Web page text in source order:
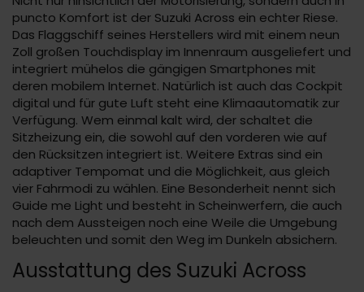
puncto Komfort ist der Suzuki Across ein echter Riese.
Das Flaggschiff seines Herstellers wird mit einem neun
Zoll großen Touchdisplay im Innenraum ausgeliefert und
integriert mühelos die gängigen Smartphones mit
deren mobilem Internet. Natürlich ist auch das Cockpit
digital und für gute Luft steht eine Klimaautomatik zur
Verfügung. Wem einmal kalt wird, der schaltet die
Sitzheizung ein, die sowohl auf den vorderen wie auf
den Rücksitzen integriert ist. Weitere Extras sind ein
adaptiver Tempomat und die Möglichkeit, aus gleich
vier Fahrmodi zu wählen. Eine Besonderheit nennt sich
Guide me Light und besteht in Scheinwerfern, die auch
nach dem Aussteigen noch eine Weile die Umgebung
beleuchten und somit den Weg im Dunkeln absichern.
Ausstattung des Suzuki Across